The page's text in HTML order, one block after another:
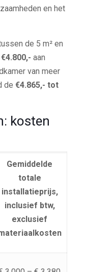
en het
de 5 m² en
aan
van meer
de €4.865,- tot
kosten
Gemiddelde
totale
installatieprijs,
inclusief btw,
exclusief